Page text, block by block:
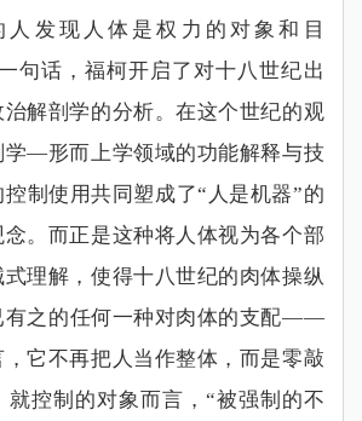
人发现人体是权力的对象和目
句话，福柯开启了对十八世纪出
解剖学的分析。在这个世纪的观
学—形而上学领域的功能解释与技
制使用共同塑成了“ 人是机器”的
。而正是这种将人体视为各个部
理解，使得十八世纪的肉体操纵
之的任何一种对肉体的支配——
它不再把人当作整体，而是零敲
控制的对象而言， “被强制的不